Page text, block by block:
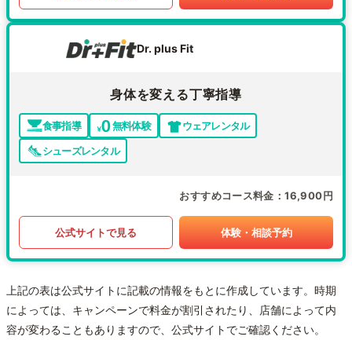
Dr. plus Fit
身体を変える丁寧指導
食事指導 無料体験
ウェアレンタル
シューズレンタル
おすすめコース料金 16,900円
公式サイトで見る 体験・相談予約
上記の表は公式サイトに記載の情報をもとに作成しています。時期
によっては、キャンペーンで料金が割引されたり、店舗によって内
容が変わることもありますので、公式サイトでご確認ください。